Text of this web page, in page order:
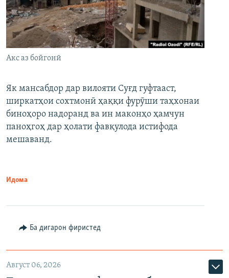
Акс аз бойгонӣ
Як мансабдор дар вилояти Суғд гуфтааст,
ширкатҳои сохтмонӣ ҳаққи фурӯши таҳхонаи
биноҳоро надоранд ва ин маконҳо ҳамчун
паноҳгоҳ дар ҳолати фавқулода истифода
мешаванд.
Идома
Ба дигарон фиристед
Август 06, 2026